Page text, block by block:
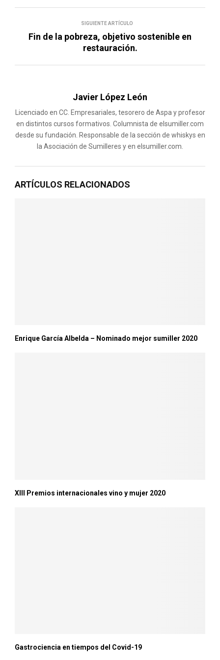
SIGUIENTE ARTÍCULO
Fin de la pobreza, objetivo sostenible en
restauración.
Javier López León
Licenciado en CC. Empresariales, tesorero de Aspa y profesor
en distintos cursos formativos. Columnista de elsumiller.com
desde su fundación. Responsable de la sección de whiskys en
la Asociación de Sumilleres y en elsumiller.com.
ARTÍCULOS RELACIONADOS
Enrique García Albelda – Nominado mejor sumiller 2020
XIII Premios internacionales vino y mujer 2020
Gastrociencia en tiempos del Covid-19